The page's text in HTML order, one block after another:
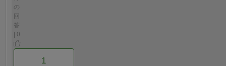
の
回
答
| 0
1